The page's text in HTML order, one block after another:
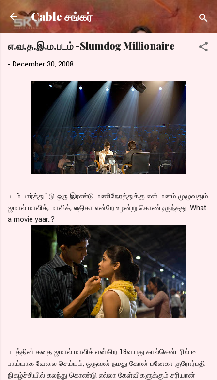
Skip to main content
Cable சங்கர்
எ.வ.த.இ.ம.படம் -Slumdog Millionaire
- December 30, 2008
படம் பார்த்துட்டு ஒரு இரண்டு மணிநேரத்துக்கு என் மனம் முழுவதும்
ஜமால் மாலிக், மாலிக், லதிகா என்றே உழன்று கொண்டிருந்தது. What
a movie yaar..?
படத்தின் கதை ஜமால் மாலிக் என்கிற 18வயது கால்சென்டரில் டீ
பாய்யாக வேலை செய்யும், ஒருவன் நமது கோன் பனேகா குரோர்பதி
நிகழ்ச்சியில் கலந்து கொண்டு எல்லா கேள்விகளுக்கும் சரியான்